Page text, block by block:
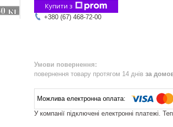
Купити з
+380 (67) 468-72-00
повернення товару протягом 14 днів за
У компанії підключені електронні платежі.